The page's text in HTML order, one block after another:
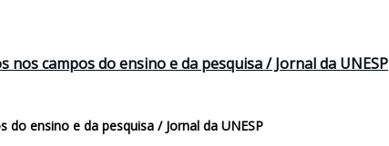
campos do ensino e da pesquisa / Jornal da UNESP
ensino e da pesquisa / Jornal da UNESP